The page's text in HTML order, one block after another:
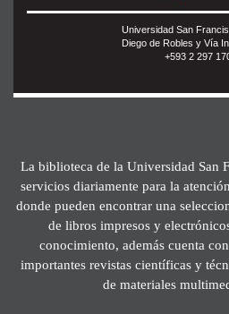
Universidad San
Diego de Robles y Vía
+593 2 297
La biblioteca de la Universidad San
servicios diariamente para la
donde pueden encontrar una
de libros impresos y
conocimiento, además cuenta
importantes revistas científicas y
de materiales